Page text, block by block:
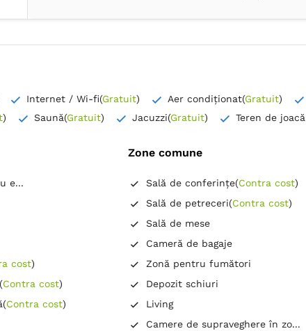
Internet / Wi-fi(Gratuit) Aer condiționat(Gratuit)
) Saună(Gratuit) Jacuzzi(Gratuit) Teren de joacă
e...
cost)
(Contra cost)
(Contra cost)
Zone comune
Sală de conferințe(Contra cost)
Sală de petreceri(Contra cost)
Sală de mese
Cameră de bagaje
Zonă pentru fumători
Depozit schiuri
Living
Camere de supraveghere în zo...